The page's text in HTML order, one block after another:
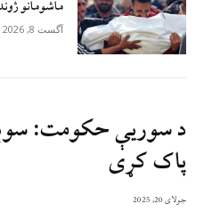
ماشومانو
آگست 8, 2026
د سوریې حکومت:
پاک کړی
جولای 20, 2025